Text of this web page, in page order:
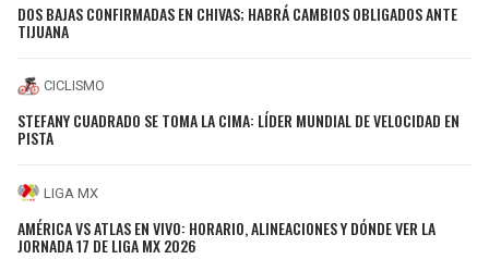
DOS BAJAS CONFIRMADAS EN CHIVAS; HABRÁ CAMBIOS OBLIGADOS ANTE
TIJUANA
CICLISMO
STEFANY CUADRADO SE TOMA LA CIMA: LÍDER MUNDIAL DE VELOCIDAD EN
PISTA
LIGA MX
AMÉRICA VS ATLAS EN VIVO: HORARIO, ALINEACIONES Y DÓNDE VER LA
JORNADA 17 DE LIGA MX 2026